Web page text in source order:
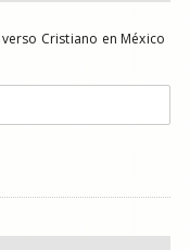
Cristiano en México